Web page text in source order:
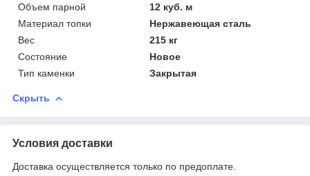
Объем парной
12 куб. м
Материал топки
Нержавеющая сталь
Вес
215 кг
Состояние
Новое
Тип каменки
Закрытая
Скрыть
Условия доставки
Доставка осуществляется только по предоплате.